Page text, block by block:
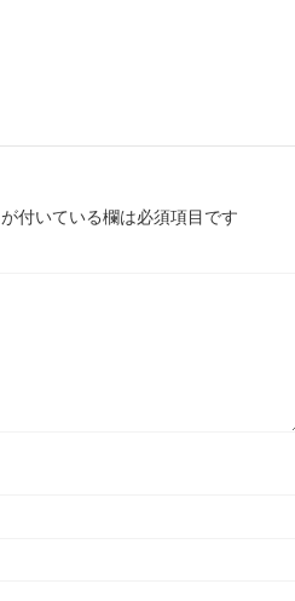
が付いている欄は必須項目です